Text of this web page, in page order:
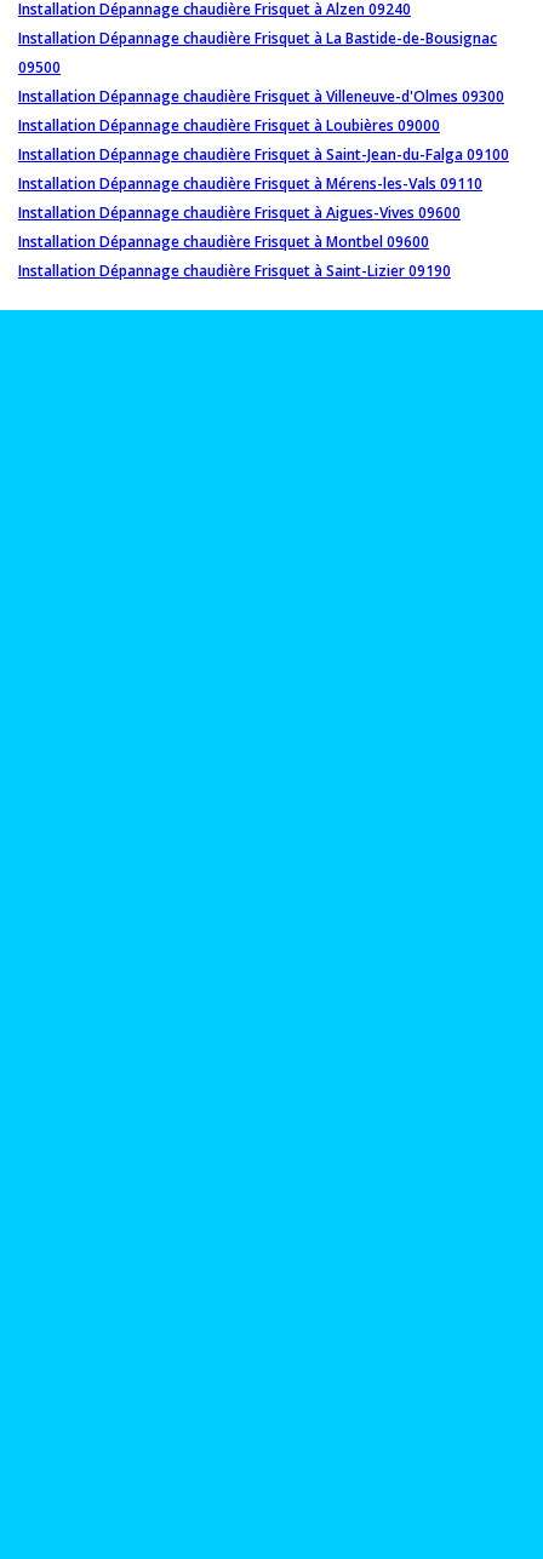
Installation Dépannage chaudière Frisquet à Alzen 09240
Installation Dépannage chaudière Frisquet à La Bastide-de-Bousignac
09500
Installation Dépannage chaudière Frisquet à Villeneuve-d'Olmes 09300
Installation Dépannage chaudière Frisquet à Loubières 09000
Installation Dépannage chaudière Frisquet à Saint-Jean-du-Falga 09100
Installation Dépannage chaudière Frisquet à Mérens-les-Vals 09110
Installation Dépannage chaudière Frisquet à Aigues-Vives 09600
Installation Dépannage chaudière Frisquet à Montbel 09600
Installation Dépannage chaudière Frisquet à Saint-Lizier 09190